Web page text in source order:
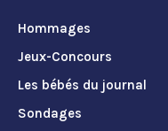
Hommages
Jeux-Concours
Les bébés du journal
Sondages